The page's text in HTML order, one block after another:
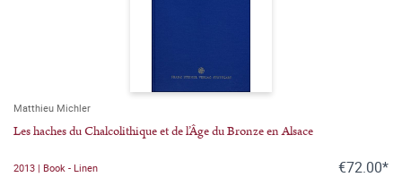
Matthieu Michler
Les haches du Chalcolithique et de l’Âge du Bronze en Alsace
2013 | Book - Linen €72.00*